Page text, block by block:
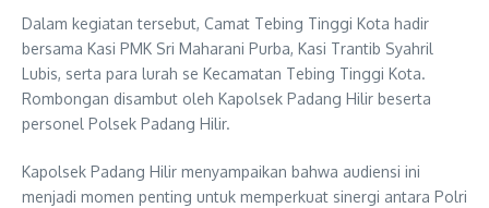
Dalam kegiatan tersebut, Camat Tebing Tinggi Kota hadir
bersama Kasi PMK Sri Maharani Purba, Kasi Trantib Syahril
Lubis, serta para lurah se Kecamatan Tebing Tinggi Kota.
Rombongan disambut oleh Kapolsek Padang Hilir beserta
personel Polsek Padang Hilir.
Kapolsek Padang Hilir menyampaikan bahwa audiensi ini
menjadi momen penting untuk memperkuat sinergi antara Polri